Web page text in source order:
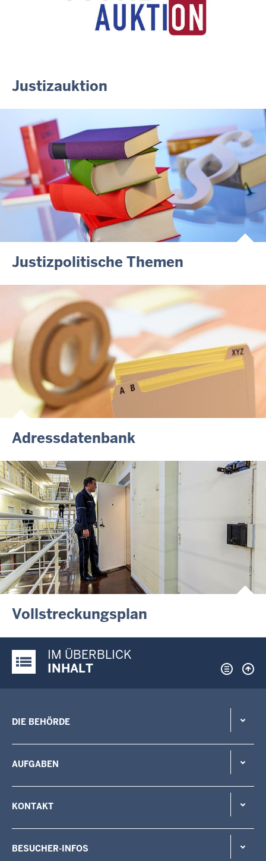
Justizauktion
Justizpolitische Themen
Adressdatenbank
Vollstreckungsplan
Justiz-Portal im Überblick:
IM ÜBERBLICK
INHALT
DIE BEHÖRDE
AUFGABEN
KONTAKT
BESUCHER-INFOS